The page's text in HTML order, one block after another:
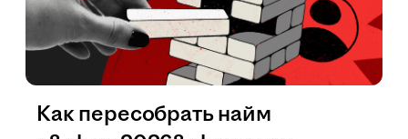
Как пересобрать найм